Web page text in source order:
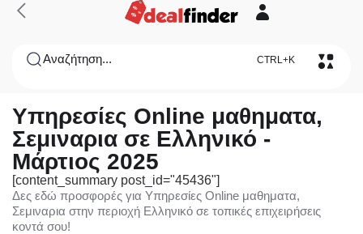
Αναζήτηση... CTRL+K
Υπηρεσίες Online μαθηματα,
Σεμιναρια σε Ελληνικό -
Μάρτιος 2025
[content_summary post_id="45436"]
Δες εδώ προσφορές για Υπηρεσίες Online μαθηματα,
Σεμιναρια στην περιοχή Ελληνικό σε τοπικές επιχειρήσεις
κοντά σου!